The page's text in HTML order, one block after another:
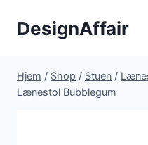
DesignAffair
Hjem / Shop / Stuen /
Lænestol Bubblegum